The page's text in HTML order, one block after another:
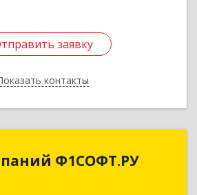
заявку
контакты
заявку
Назад
Ф1СОФТ.РУ
компаний Ф1СОФТ.РУ
г, Лубянский проезд, дом №